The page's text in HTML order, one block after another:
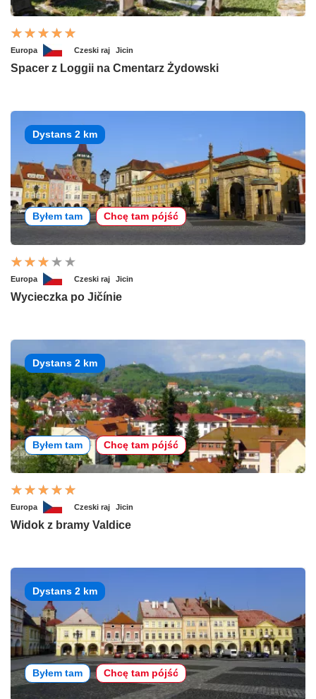
Europa Czeski raj Jicin
Spacer z Loggii na Cmentarz Żydowski
Dystans 2 km
Byłem tam Chcę tam pójść
Europa Czeski raj Jicin
Wycieczka po Jičínie
Dystans 2 km
Byłem tam Chcę tam pójść
Europa Czeski raj Jicin
Widok z bramy Valdice
Dystans 2 km
Byłem tam Chcę tam pójść